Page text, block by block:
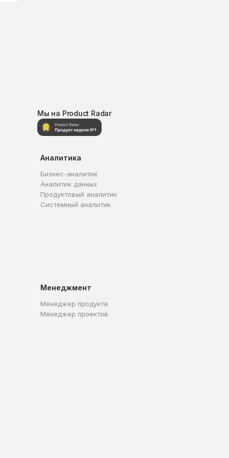
Мы на Product Radar
Аналитика
Бизнес-аналитик
Аналитик данных
Продуктовый аналитик
Системный аналитик
Менеджмент
Менеджер продукта
Менеджер проектов